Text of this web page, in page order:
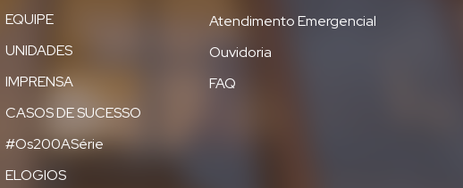
EQUIPE
UNIDADES
IMPRENSA
CASOS DE SUCESSO
#Os200ASérie
ELOGIOS
Atendimento Emergencial
Ouvidoria
FAQ